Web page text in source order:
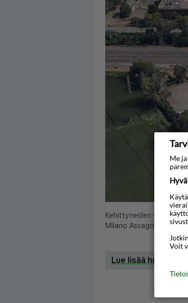
Kehittyneiden
Milano Assago, Milano,
Lue lisää hotellista
Me
Voit